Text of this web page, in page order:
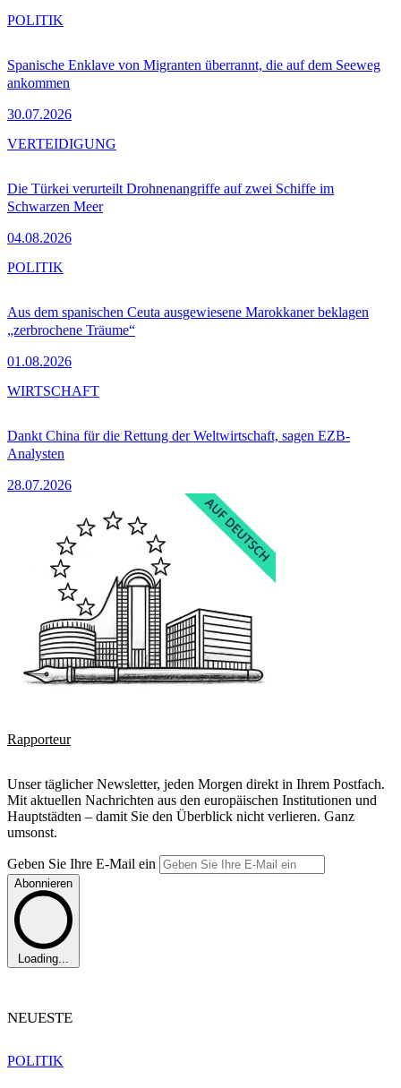
Spanische Enklave von Migranten überrannt, die auf dem Seeweg
ankommen
30.07.2026
POLITIK
Die Türkei verurteilt Drohnenangriffe auf zwei Schiffe im
Schwarzen Meer
04.08.2026
VERTEIDIGUNG
Aus dem spanischen Ceuta ausgewiesene Marokkaner beklagen
„zerbrochene Träume“
01.08.2026
POLITIK
Dankt China für die Rettung der Weltwirtschaft, sagen EZB-
Analysten
28.07.2026
WIRTSCHAFT
Rapporteur
Unser täglicher Newsletter, jeden Morgen direkt in Ihrem Postfach.
Mit aktuellen Nachrichten aus den europäischen Institutionen und
Hauptstädten – damit Sie den Überblick nicht verlieren. Ganz
umsonst.
Geben Sie Ihre E-Mail ein
Abonnieren
Loading...
NEUESTE
POLITIK